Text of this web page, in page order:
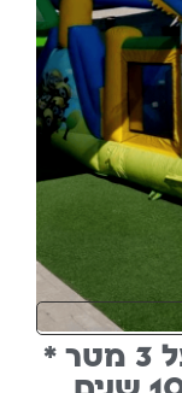
* מידות המתנפח 9.5 על 3 מטר *